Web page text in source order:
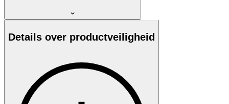
Details over productveiligheid